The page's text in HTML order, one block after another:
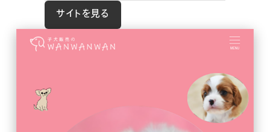
サイトを見る